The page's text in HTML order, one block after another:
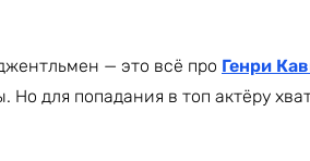
— это всё про Генри
для попадания в топ актёру